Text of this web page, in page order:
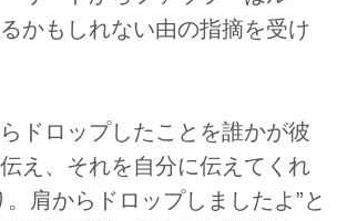
かもしれない由の指摘を受け
らドロップしたことを誰かが彼
伝え、それを自分に伝えてくれ
。肩からドロップしましたよ”と